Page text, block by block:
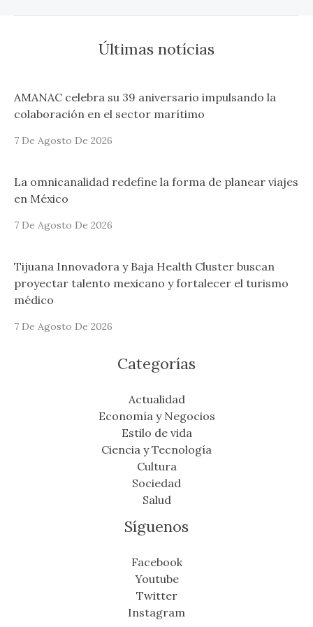
Últimas notícias
AMANAC celebra su 39 aniversario impulsando la
colaboración en el sector marítimo
7 De Agosto De 2026
La omnicanalidad redefine la forma de planear viajes
en México
7 De Agosto De 2026
Tijuana Innovadora y Baja Health Cluster buscan
proyectar talento mexicano y fortalecer el turismo
médico
7 De Agosto De 2026
Categorías
Actualidad
Economía y Negocios
Estilo de vida
Ciencia y Tecnología
Cultura
Sociedad
Salud
Síguenos
Facebook
Youtube
Twitter
Instagram